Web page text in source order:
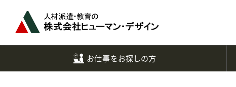
お仕事をお探しの方
へ